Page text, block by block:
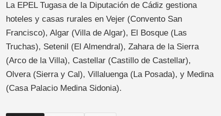
La EPEL Tugasa de la Diputación de Cádiz gestiona
hoteles y casas rurales en Vejer (Convento San
Francisco), Algar (Villa de Algar), El Bosque (Las
Truchas), Setenil (El Almendral), Zahara de la Sierra
(Arco de la Villa), Castellar (Castillo de Castellar),
Olvera (Sierra y Cal), Villaluenga (La Posada), y Medina
(Casa Palacio Medina Sidonia).